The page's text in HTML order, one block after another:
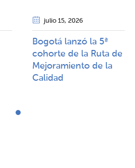
julio 15, 2026
Bogotá lanzó la 5ª
cohorte de la Ruta de
Mejoramiento de la
Calidad​​